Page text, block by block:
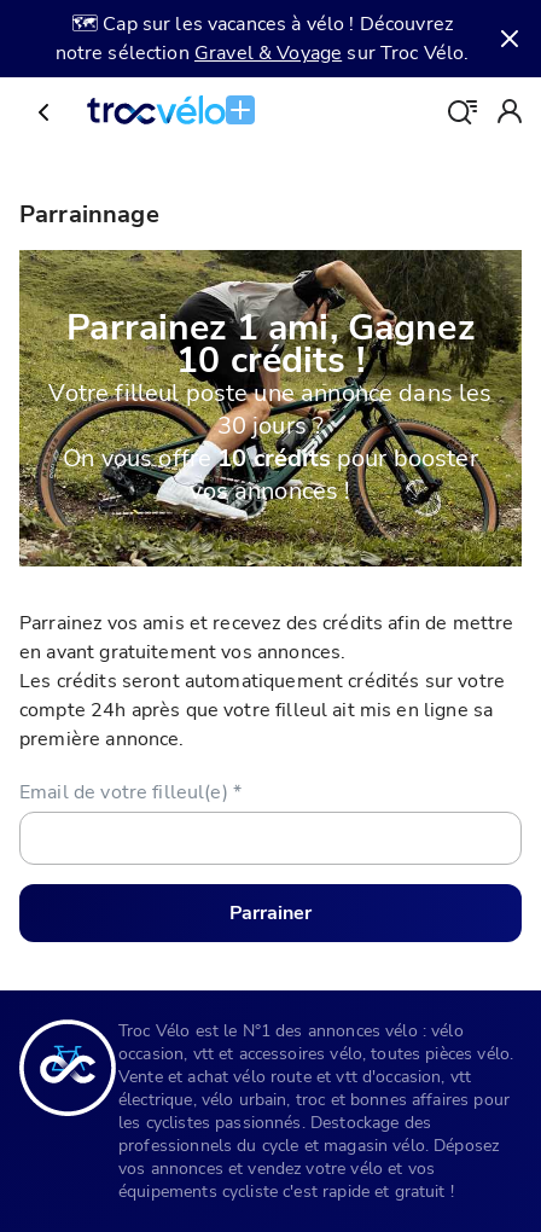
🗺️ Cap sur les vacances à vélo ! Découvrez
notre sélection Gravel & Voyage sur Troc Vélo.
Parrainnage
Parrainez 1 ami, Gagnez
10 crédits !
Votre filleul poste une annonce dans les
30 jours ?
On vous offre10 créditspour booster
vos annonces !
Parrainez vos amis et recevez des crédits afin de mettre
en avant gratuitement vos annonces.
Les crédits seront automatiquement crédités sur votre
compte 24h après que votre filleul ait mis en ligne sa
première annonce.
Email de votre filleul(e) *
Parrainer
Troc Vélo est le N°1 des annonces vélo : vélo
occasion, vtt et accessoires vélo, toutes pièces vélo.
Vente et achat vélo route et vtt d'occasion, vtt
électrique, vélo urbain, troc et bonnes affaires pour
les cyclistes passionnés. Destockage des
professionnels du cycle et magasin vélo. Déposez
vos annonces et vendez votre vélo et vos
équipements cycliste c'est rapide et gratuit !